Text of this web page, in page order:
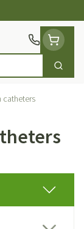
Zoek
catheters